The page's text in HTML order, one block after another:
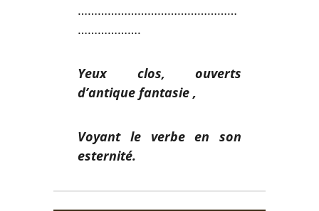
…………………………………………
……………….
Yeux clos, ouverts
d’antique fantasie ,
Voyant le verbe en son
esternité.